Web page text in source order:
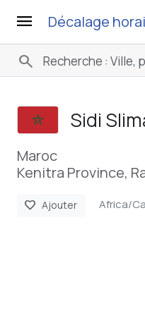
menu Décalage
search
Sidi
Maroc
Kenitra Province,
favorite Ajouter Africa/